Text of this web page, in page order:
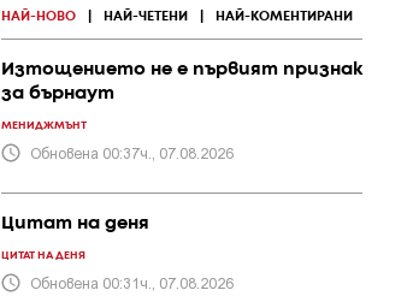
НАЙ-НОВО НАЙ-ЧЕТЕНИ НАЙ-КОМЕНТИРАНИ
Изтощението не е първият признак
за бърнаут
МЕНИДЖМЪНТ
Обновена 00:37ч., 07.08.2026
Цитат на деня
ЦИТАТ НА ДЕНЯ
Обновена 00:31ч., 07.08.2026